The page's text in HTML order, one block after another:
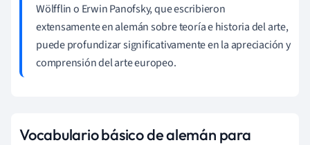
Wölfflin o Erwin Panofsky, que escribieron
extensamente en alemán sobre teoría e historia del arte,
puede profundizar significativamente en la apreciación y
comprensión del arte europeo.
Vocabulario básico de alemán para